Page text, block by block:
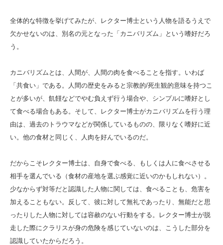
全体的な特徴を挙げてみたが、レクター博士という人物を語るうえで
欠かせないのは、別名の元となった「カニバリズム」という嗜好だろ
う。
カニバリズムとは、人間が、人間の肉を食べることを指す。いわば
「共食い」である。人間の歴史をみると宗教的/死生観的意味を持つこ
とが多いが、飢饉などでやむ負えず行う場合や、シンプルに嗜好とし
て食べる場合もある。そして、レクター博士がカニバリズムを行う理
由は、過去のトラウマなどが関係しているものの、限りなく嗜好に近
い。他の食材と同じく、人肉を好んでいるのだ。
だからこそレクター博士は、自身で食べる、もしくは人に食べさせる
相手を選んでいる（食材の産地を選ぶ感覚に近いのかもしれない）。
少なからず対等だと認識した人物に関しては、食べることも、危害を
加えることもない。反して、彼に対して無礼であったり、無能だと思
ったりした人物に対しては容赦のない行動をする。レクター博士が脱
走した際にクラリスが身の危険を感じていないのは、こうした部分を
認識していたからだろう。